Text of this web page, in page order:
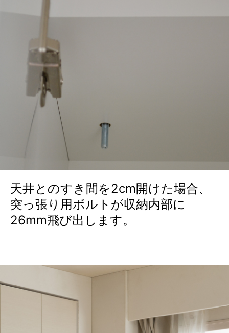
天井とのすき間を2cm開けた場合、
突っ張り用ボルトが収納内部に
26mm飛び出します。